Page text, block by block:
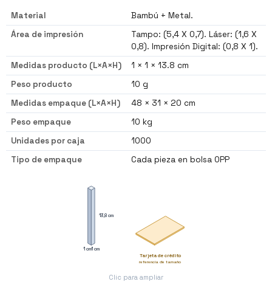
Material
Bambú + Metal.
Área de impresión
Tampo: (5,4 X 0,7). Láser: (1,6 X
0,8). Impresión Digital: (0,8 X 1).
Medidas producto (L×A×H)
1 × 1 × 13.8 cm
Peso producto
10 g
Medidas empaque (L×A×H)
48 × 31 × 20 cm
Peso empaque
10 kg
Unidades por caja
1000
Tipo de empaque
Cada pieza en bolsa OPP
1 cm
1 cm
13,8 cm
Tarjeta de crédito
referencia de tamaño
Clic para ampliar